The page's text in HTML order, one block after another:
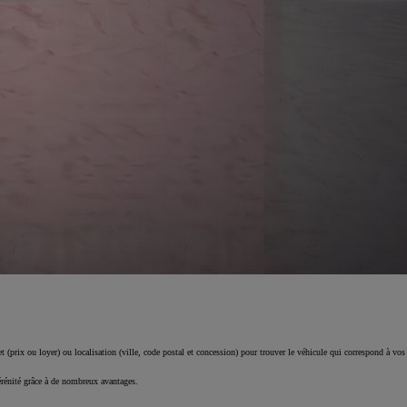
(prix ou loyer) ou localisation (ville, code postal et concession) pour trouver le véhicule qui correspond à vos
grâce à de nombreux avantages.